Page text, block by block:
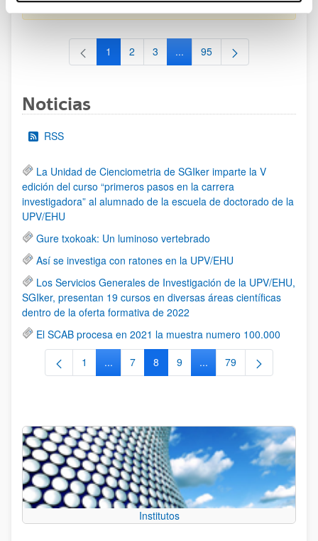
al 30/07/2026 (ambos incluídos)
Página
1 Página
2 Página
3 ...Páginas intermedias Use TAB
Página
95
Noticias
RSS
La Unidad de Cienciometria de SGIker imparte la V
edición del curso “primeros pasos en la carrera
investigadora” al alumnado de la escuela de doctorado de la
UPV/EHU
Gure txokoak: Un luminoso vertebrado
Así se investiga con ratones en la UPV/EHU
Los Servicios Generales de Investigación de la UPV/EHU,
SGIker, presentan 19 cursos en diversas áreas científicas
dentro de la oferta formativa de 2022
El SCAB procesa en 2021 la muestra numero 100.000
Página
1 ...Páginas intermedias Use TAB para
Página
7 Página
8 Página
9 ...Páginas intermedias
Página
79
Institutos